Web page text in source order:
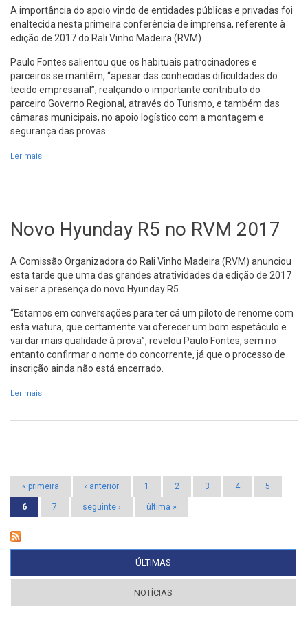
A importância do apoio vindo de entidades públicas e privadas foi
enaltecida nesta primeira conferência de imprensa, referente à
edição de 2017 do Rali Vinho Madeira (RVM).
Paulo Fontes salientou que os habituais patrocinadores e
parceiros se mantêm, “apesar das conhecidas dificuldades do
tecido empresarial”, realçando o importante contributo do
parceiro Governo Regional, através do Turismo, e também das
câmaras municipais, no apoio logístico com a montagem e
segurança das provas.
Ler mais
Novo Hyunday R5 no RVM 2017
A Comissão Organizadora do Rali Vinho Madeira (RVM) anunciou
esta tarde que uma das grandes atratividades da edição de 2017
vai ser a presença do novo Hyunday R5.
“Estamos em conversações para ter cá um piloto de renome com
esta viatura, que certamente vai oferecer um bom espetáculo e
vai dar mais qualidade à prova”, revelou Paulo Fontes, sem no
entanto confirmar o nome do concorrente, já que o processo de
inscrição ainda não está encerrado.
Ler mais
Páginas
« primeira ‹ anterior 1 2 3 4 5
6 7 seguinte › última »
ÚLTIMAS
NOTÍCIAS